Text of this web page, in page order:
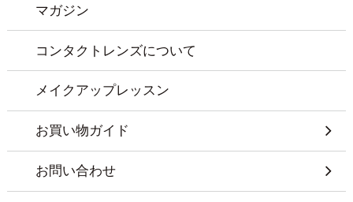
マガジン
コンタクトレンズについて
メイクアップレッスン
お買い物ガイド
お問い合わせ